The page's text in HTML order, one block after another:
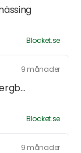
Blocket.se
9 månader
Blocket.se
9 månader